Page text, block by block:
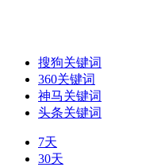
搜狗关键词
360关键词
神马关键词
头条关键词
7天
30天